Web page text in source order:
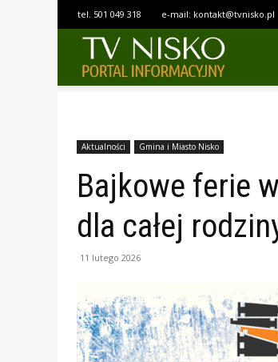
tel. 501 049 318 e-mail: kontakt@tvnisko.pl
Aktualności Gmina i Miasto Nisko
Bajkowe ferie
dla całej
11 lutego 2026